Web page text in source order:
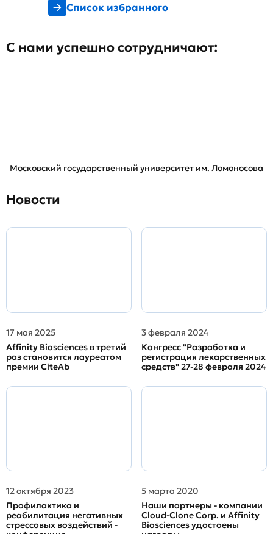
Список избранного
С нами успешно сотрудничают:
Московский государственный университет им. Ломоносова
Новости
17 мая 2025
Affinity Biosciences в третий
раз становится лауреатом
премии CiteAb
3 февраля 2024
Конгресс "Разработка и
регистрация лекарственных
средств" 27-28 февраля 2024
12 октября 2023
Профилактика и
реабилитация негативных
стрессовых воздействий -
5 марта 2020
Наши партнеры - компании
Cloud-Clone Corp. и Affinity
Biosciences удостоены